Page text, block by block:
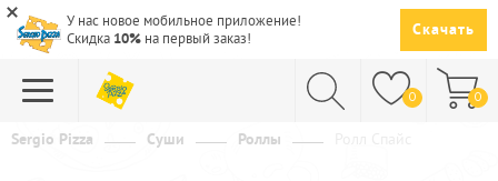
У нас новое мобильное приложение!
Скидка 10% на первый заказ! Скачать
0 0
Sergio Pizza Суши Роллы